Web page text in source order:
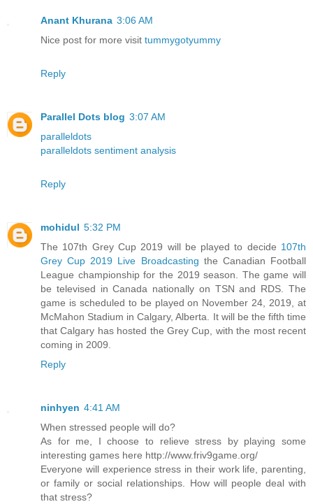
Anant Khurana 3:06 AM
Nice post for more visit tummygotyummy
Reply
Parallel Dots blog 3:07 AM
paralleldots
paralleldots sentiment analysis
Reply
mohidul 5:32 PM
The 107th Grey Cup 2019 will be played to decide 107th
Grey Cup 2019 Live Broadcasting the Canadian Football
League championship for the 2019 season. The game will
be televised in Canada nationally on TSN and RDS. The
game is scheduled to be played on November 24, 2019, at
McMahon Stadium in Calgary, Alberta. It will be the fifth time
that Calgary has hosted the Grey Cup, with the most recent
coming in 2009.
Reply
ninhyen 4:41 AM
When stressed people will do?
As for me, I choose to relieve stress by playing some
interesting games here http://www.friv9game.org/
Everyone will experience stress in their work life, parenting,
or family or social relationships. How will people deal with
that stress?